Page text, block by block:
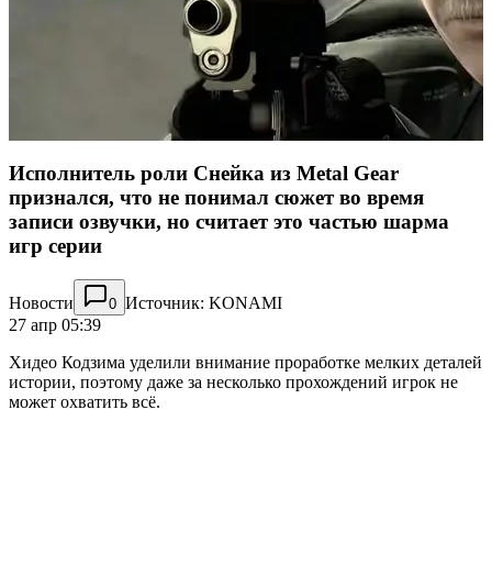
Исполнитель роли Снейка из Metal Gear
признался, что не понимал сюжет во время
записи озвучки, но считает это частью шарма
игр серии
Новости 0 Источник: KONAMI
27 апр 05:39
Хидео Кодзима уделили внимание проработке мелких деталей
истории, поэтому даже за несколько прохождений игрок не
может охватить всё.